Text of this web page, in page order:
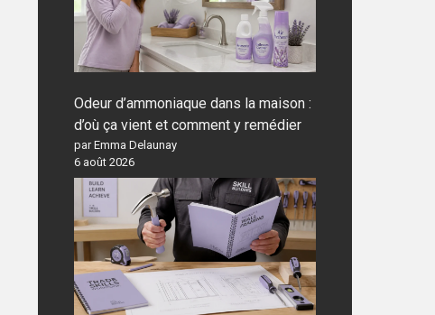
Odeur d’ammoniaque dans la maison :
d’où ça vient et comment y remédier
par Emma Delaunay
6 août 2026